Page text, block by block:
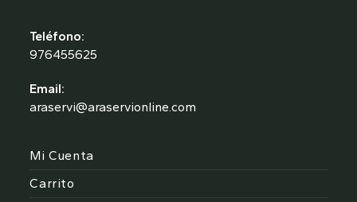
Teléfono:
976455625
abre
en
aplicación
Email:
araservi@araservionline.com
Mi Cuenta
Carrito